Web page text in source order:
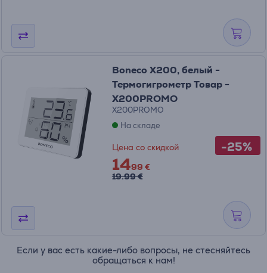
-25%
Boneco X200, белый -
Термогигрометр Товар -
X200PROMO
X200PROMO
На складе
Цена со скидкой
1499 €
19.99 €
Если у вас есть какие-либо вопросы, не стесняйтесь
обращаться к нам!